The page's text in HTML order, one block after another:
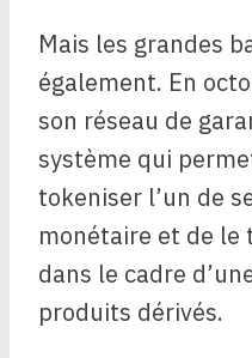
Mais les grandes
également. En
son réseau de
système qui
tokeniser l’un de
monétaire et de le
dans le cadre
produits dérivés.